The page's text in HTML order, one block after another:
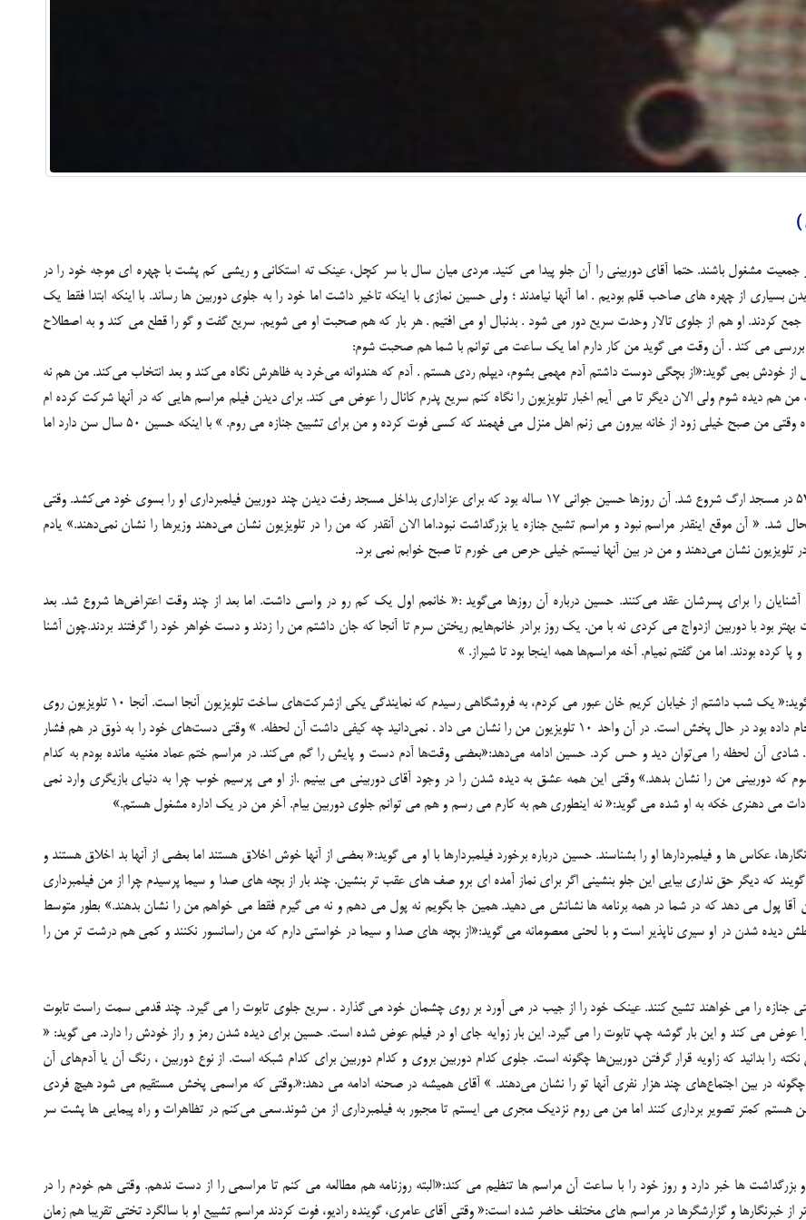
)
جمعیت مشغول باشند. حتما آقای دوربینی را آن جلو پیدا می کنید. مردی میان سال با سر کچل، عینک ته استکانی و ریشی کم پشت با چهره ای موجه خود را در
از چهره های صاحب قلم بودیم . اما آنها نیامدند ؛ ولی حسین نمازی با اینکه تاخیر داشت اما خود را به جلوی دوربین ها رساند. با اینکه ابتدا فقط یک
جمع کردند. او هم از جلوی تالار وحدت سریع دور می شود . بدنبال او می افتیم . هر بار که هم صحبت او می شویم. سریع گفت و گو را قطع می کند و به اصطلاح
را بررسی می کند . آن وقت می گوید من کار دارم اما یک ساعت می توانم با شما هم صحبت شوم:
خودش بمی گوید:«از بچگی دوست داشتم آدم مهمی بشوم، دیپلم ردی هستم . آدم که هندوانه می‌خرد به ظاهرش نگاه می‌کند و بعد انتخاب می‌کند. من هم نه
دیده شوم ولی الان دیگر تا می آیم اخبار تلویزیون را نگاه کنم سریع پدرم کانال را عوض می کند. برای دیدن فیلم مراسم هایی که در آنها شرکت کرده ام
تا ساعت 12 شب بیدار می مانم تا در حالت های مختلف خودم را تماشا کنم. تازه وقتی من صبح خیلی زود از خانه بیرون می زنم اهل منزل می فهمند که کسی فوت کرده و من برای تشییع جنازه می روم. » با اینکه حسین 50 سال سن دارد اما
آن طور که خود حسین به یاد دارد،همه چیز از مراسم عزاداری روز تاسوعا سال 54 در مسجد ارگ شروع شد. آن روزها حسین جوانی 17 ساله بود که برای عزاداری بداخل مسجد رفت دیدن چند دوربین فیلمبرداری او را بسوی خود می‌کشد. وقتی
« آن موقع اینقدر مراسم نبود و مراسم تشیع جنازه یا بزرگداشت نبود.اما الان آنقدر که من را در تلویزیون نشان می‌دهند وزیرها را نشان نمی‌دهند.» یادم
در تلویزیون نشان می‌دهند و من در بین آنها نیستم خیلی حرص می خورم تا صبح خوابم نمی برد.
را برای پسرشان عقد می‌کنند. حسین درباره آن روز‌ها می‌گوید :« خانمم اول یک کم رو در واسی داشت. اما بعد از چند وقت اعتراض‌ها شروع شد. بعد
با دوربین ازدواج می کردی نه با من. یک روز برادر خانم‌هایم ریختن سرم تا آنجا که جان داشتم من را زدند و دست خواهر خود را گرفتند بردند.چون آشنا
بودند. اما من گفتم نمیام. آخه مراسم‌ها همه اینجا بود تا شیراز. »
صحبت‌های حسین تازه گل انداخته است و او از شیرین ترین لحظه عمرش می‌گوید:« یک شب داشتم از خیابان کریم خان عبور می کردم، به فروشگاهی رسیدم که نمایندگی یکی ازشرکت‌های ساخت تلویزیون آنجا است. آنجا 10 تلویزیون روی
هم چیده شده بود، ناگهان دیدم مصاحبه ای که گزارشگر صدا و سیما، با من انجام داده بود در حال پخش است. در آن واحد 10 تلویزیون من را نشان می داد . نمی‌دانید چه کیفی داشت آن لحظه. » وقتی دست‌های خود را به ذوق در هم فشار
آن لحظه را می‌توان دید و حس کرد. حسین ادامه می‌دهد:«بعضی وقت‌ها آدم دست و پایش را گم می‌کند. در مراسم ختم عماد مغنیه مانده بودم به کدام
که دوربینی من را نشان بدهد.» وقتی این همه عشق به دیده شدن را در وجود آقای دوربینی می بینیم .از او می پرسیم خوب چرا به دنیای بازیگری وارد نمی
می دهنری خکه به او شده می گوید:« نه اینطوری هم به کارم می رسم و هم می توانم جلوی دوربین بیام. آخر من در یک اداره مشغول هستم.»
عکاس ها و فیلمبردارها او را بشناسند. حسین درباره برخورد فیلمبردارها با او می گوید:« بعضی از آنها خوش اخلاق هستند اما بعضی از آنها بد اخلاق هستند و
که دیگر حق نداری بیایی این جلو بنشینی اگر برای نماز آمده ای برو صف های عقب تر بنشین. چند بار از بچه های صدا و سیما پرسیدم چرا از من فیلمبرداری
آقا پول می دهد که در شما در همه برنامه ها نشانش می دهید. همین جا بگویم نه پول می دهم و نه می گیرم فقط می خواهم من را نشان بدهند.» بطور متوسط
دیده شدن در او سیری ناپذیر است و با لحنی معصومانه می گوید:«از بچه های صدا و سیما در خواستی دارم که من راسانسور نکنند و کمی هم درشت تر من را
جنازه را می خواهند تشیع کنند. عینک خود را از جیب در می آورد بر روی چشمان خود می گذارد . سریع جلوی تابوت را می گیرد. چند قدمی سمت راست تابوت
عوض می کند و این بار گوشه چپ تابوت را می گیرد. این بار زوایه جای او در فیلم عوض شده است. حسین برای دیده شدن رمز و راز خودش را دارد. می گوید: «
را بدانید که زاویه قرار گرفتن دوربین‌ها چگونه است. جلوی کدام دوربین بروی و کدام دوربین برای کدام شبکه است. از نوع دوربین ، رنگ آن یا آدم‌های آن
در بین اجتماع‌های چند هزار نفری آنها تو را نشان می‌دهند. » آقای همیشه در صحنه ادامه می دهد:«.وقتی که مراسمی پخش مستقیم می شود هیچ فردی
هستم کمتر تصویر برداری کنند اما من می روم نزدیک مجری می ایستم تا مجبور به فیلمبرداری از من شوند.سعی می‌کنم در تظاهرات و راه پیمایی ها پشت سر
ها خبر دارد و روز خود را با ساعت آن مراسم ها تنظیم می کند:«البته روزنامه هم مطالعه می کنم تا مراسمی را از دست ندهم. وقتی هم خودم را در
خبرنگارها و گزارشگرها در مراسم های مختلف حاضر شده است:« وقتی آقای عامری، گوینده رادیو، فوت کردند مراسم تشییع او با سالگرد تختی تقریبا هم زمان